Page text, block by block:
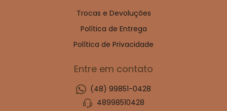
Trocas e Devoluções
Política de Entrega
Política de Privacidade
Entre em contato
(48) 99851-0428
48998510428